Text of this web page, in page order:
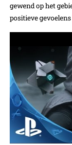
gewend op het
positieve